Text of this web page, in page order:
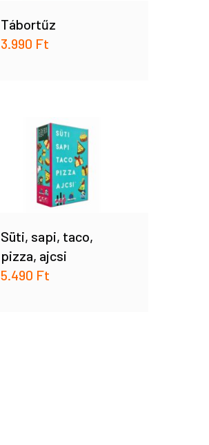
Tábortűz
3.990 Ft
Süti, sapi, taco,
pizza, ajcsi
5.490 Ft